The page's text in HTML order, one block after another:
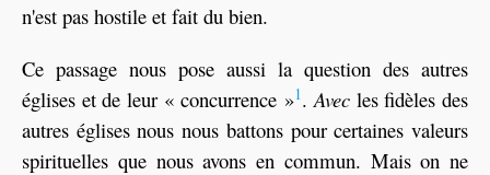
n'est pas hostile et fait du bien.
Ce passage nous pose aussi la question des autres
églises et de leur « concurrence »1. Avecles fidèles des
autres églises nous nous battons pour certaines valeurs
spirituelles que nous avons en commun. Mais on ne